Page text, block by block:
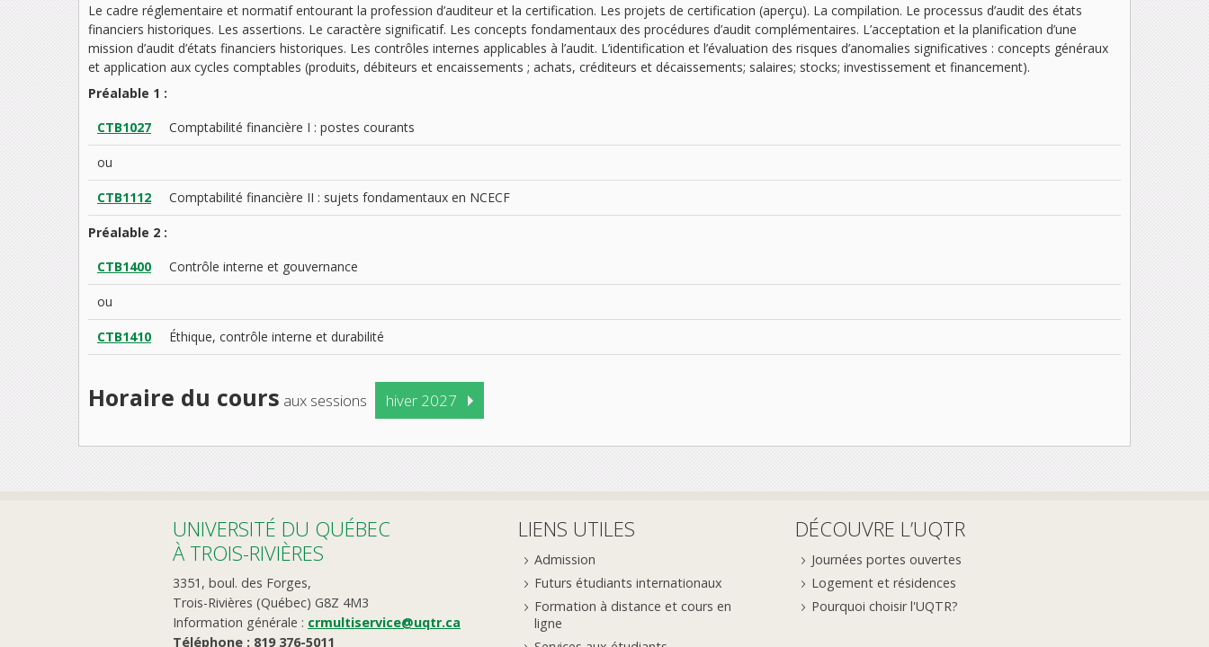
Le cadre réglementaire et normatif entourant la profession d’auditeur et la certification. Les projets de certification (aperçu). La compilation. Le processus d’audit des états
financiers historiques. Les assertions. Le caractère significatif. Les concepts fondamentaux des procédures d’audit complémentaires. L’acceptation et la planification d’une
mission d’audit d’états financiers historiques. Les contrôles internes applicables à l’audit. L’identification et l’évaluation des risques d’anomalies significatives : concepts généraux
et application aux cycles comptables (produits, débiteurs et encaissements ; achats, créditeurs et décaissements; salaires; stocks; investissement et financement).
Préalable 1 :
CTB1027
Comptabilité financière I : postes courants
ou
CTB1112 Comptabilité financière II : sujets fondamentaux en NCECF
Préalable 2 :
CTB1400
Contrôle interne et gouvernance
ou
CTB1410 Éthique, contrôle interne et durabilité
Horaire du cours aux sessions hiver 2027
UNIVERSITÉ DU QUÉBEC
À TROIS-RIVIÈRES
3351, boul. des Forges,
Trois-Rivières (Québec) G8Z 4M3
Information générale : crmultiservice@uqtr.ca
Téléphone : 819 376-5011
LIENS UTILES
Admission
Futurs étudiants internationaux
Formation à distance et cours en
ligne
DÉCOUVRE L’UQTR
Journées portes ouvertes
Logement et résidences
Pourquoi choisir l'UQTR?